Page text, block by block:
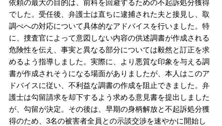
依頼の最大の目的は、前科を回避するための不起訴処分獲得
でした。受任後、弁護士は直ちに逮捕された夫と接見し、取
調べへの対応について具体的なアドバイスを行いました。特
に、捜査官によって意図しない内容の供述調書が作成される
危険性を伝え、事実と異なる部分については毅然と訂正を求
めるよう指導しました。実際に、より悪質な印象を与える調
書が作成されそうになる場面がありましたが、本人はこのア
ドバイスに従い、不利益な調書の作成を阻止できました。弁
護士は勾留請求を却下するよう求める意見書を提出しました
が、勾留が決定。その後は、早期の身柄解放と不起訴処分獲
得のため、3名の被害者全員との示談交渉を速やかに開始し